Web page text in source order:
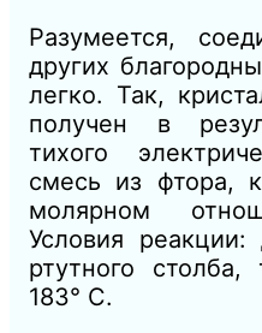
Разумеется,
других
легко. Так,
получен в
тихого
смесь из фтора,
молярном
Условия
ртутного столба,
183° С.